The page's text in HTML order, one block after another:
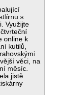
s
Využijte
online k
kutilů,
věci, na
měsíc.
jistě